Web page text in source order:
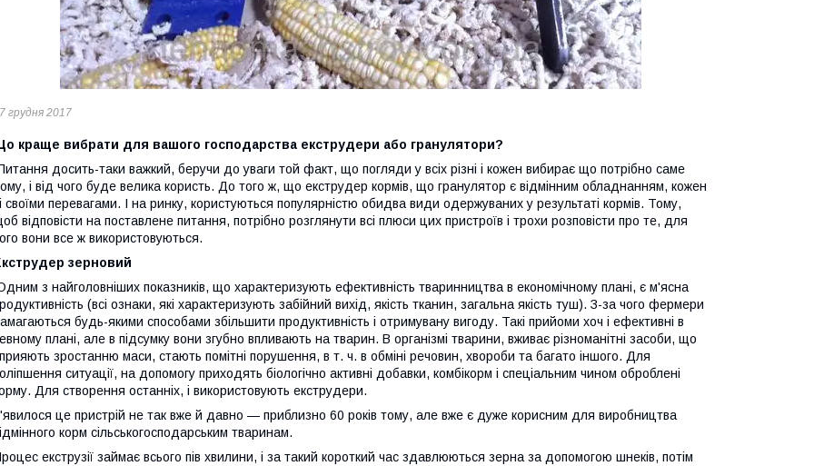
грудня 2017
краще вибрати для вашого господарства екструдери або гранулятори?
досить-таки важкий, беручи до уваги той факт, що погляди у всіх різні і кожен вибирає що потрібно саме
і від чого буде велика користь. До того ж, що екструдер кормів, що гранулятор є відмінним обладнанням, кожен
своїми перевагами. І на ринку, користуються популярністю обидва види одержуваних у результаті кормів. Тому,
відповісти на поставлене питання, потрібно розглянути всі плюси цих пристроїв і трохи розповісти про те, для
вони все ж використовуються.
зерновий
з найголовніших показників, що характеризують ефективність тваринництва в економічному плані, є м'ясна
(всі ознаки, які характеризують забійний вихід, якість тканин, загальна якість туш). З-за чого фермери
будь-якими способами збільшити продуктивність і отримувану вигоду. Такі прийоми хоч і ефективні в
плані, але в підсумку вони згубно впливають на тварин. В організмі тварини, вживає різноманітні засоби, що
зростанню маси, стають помітні порушення, в т. ч. в обміні речовин, хвороби та багато іншого. Для
ситуації, на допомогу приходять біологічно активні добавки, комбікорм і спеціальним чином оброблені
Для створення останніх, і використовують екструдери.
це пристрій не так вже й давно — приблизно 60 років тому, але вже є дуже корисним для виробництва
корм сільськогосподарським тваринам.
екструзії займає всього пів хвилини, і за такий короткий час здавлюються зерна за допомогою шнеків, потім